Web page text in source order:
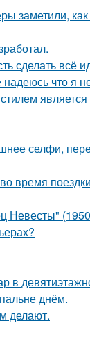
заметили,
сделать всё
что я
селфи,
время
Невесты"
в
днём.
делают.